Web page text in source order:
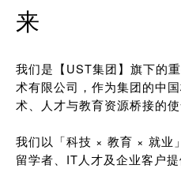
来
我们是【UST集团】旗下的
术有限公司，作为集团的中
术、人才与教育资源桥接的使
我们以「科技 × 教育 × 就业
留学者、IT人才及企业客户提